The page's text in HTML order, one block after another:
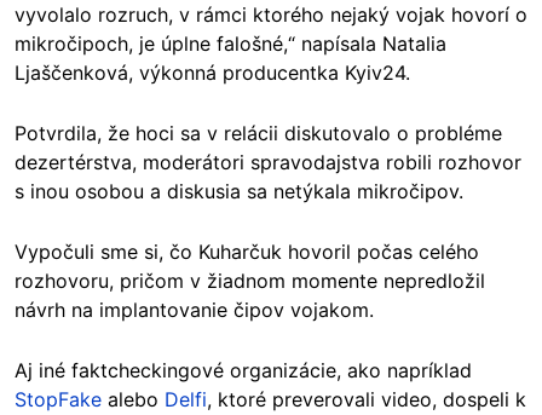
vyvolalo rozruch, v rámci ktorého nejaký vojak hovorí o
mikročipoch, je úplne falošné,“ napísala Natalia
Ljaščenková, výkonná producentka Kyiv24.
Potvrdila, že hoci sa v relácii diskutovalo o probléme
dezertérstva, moderátori spravodajstva robili rozhovor
s inou osobou a diskusia sa netýkala mikročipov.
Vypočuli sme si, čo Kuharčuk hovoril počas celého
rozhovoru, pričom v žiadnom momente nepredložil
návrh na implantovanie čipov vojakom.
Aj iné faktcheckingové organizácie, ako napríklad
StopFake alebo Delfi, ktoré preverovali video, dospeli k